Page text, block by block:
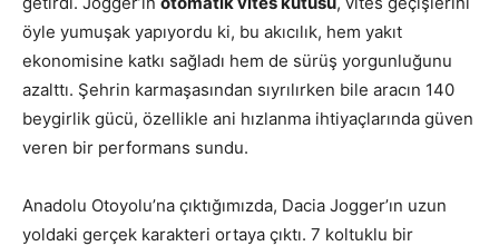
öyle yumuşak yapıyordu ki, bu akıcılık, hem yakıt
ekonomisine katkı sağladı hem de sürüş yorgunluğunu
azalttı. Şehrin karmaşasından sıyrılırken bile aracın 140
beygirlik gücü, özellikle ani hızlanma ihtiyaçlarında güven
veren bir performans sundu.
Anadolu Otoyolu’na çıktığımızda, Dacia Jogger’ın uzun
yoldaki gerçek karakteri ortaya çıktı. 7 koltuklu bir